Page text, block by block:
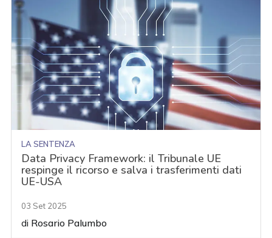
LA SENTENZA
Data Privacy Framework: il Tribunale UE
respinge il ricorso e salva i trasferimenti dati
UE-USA
03 Set 2025
di Rosario Palumbo